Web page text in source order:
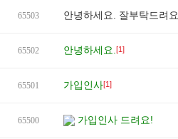
65503 안녕하세요. 잘부탁드려
65502 안녕하세요. [1]
65501 가입인사[1]
65500 가입인사 드려요!